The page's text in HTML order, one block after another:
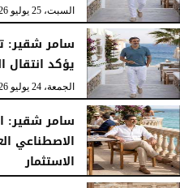
السبت، 25 يوليو 2026
سامر شقير:
يؤكد انتقال
الجمعة، 24 يوليو 2026
سامر شقير:
الاصطناعي
الاستثمار
الجمعة، 24 يوليو 2026 04:45 مـ